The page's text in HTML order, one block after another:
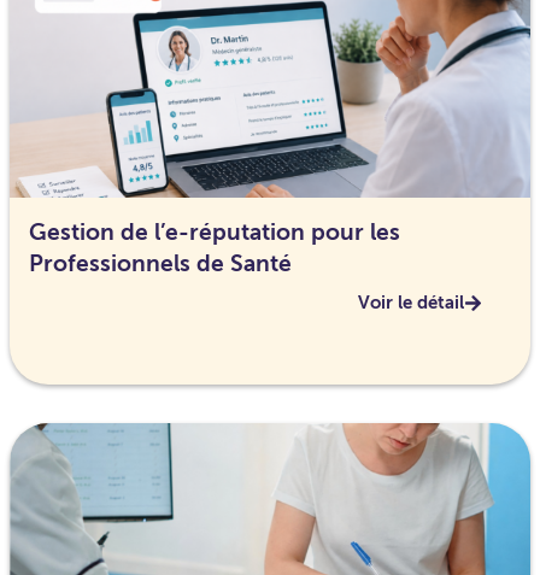
Gestion de l’e-réputation pour les
Professionnels de Santé
Voir le détail